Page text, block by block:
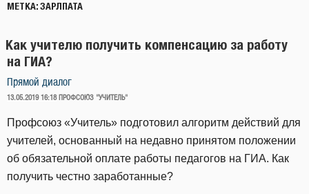
МЕТКА:ЗАРЛПАТА
Как учителю получить компенсацию за работу
на ГИА?
Прямой диалог
ОПУБЛИКОВАНО
13.05.2019 16:18 ПРОФСОЮЗ "УЧИТЕЛЬ"
Профсоюз «Учитель» подготовил алгоритм действий для
учителей, основанный на недавно принятом положении
об обязательной оплате работы педагогов на ГИА. Как
получить честно заработанные?